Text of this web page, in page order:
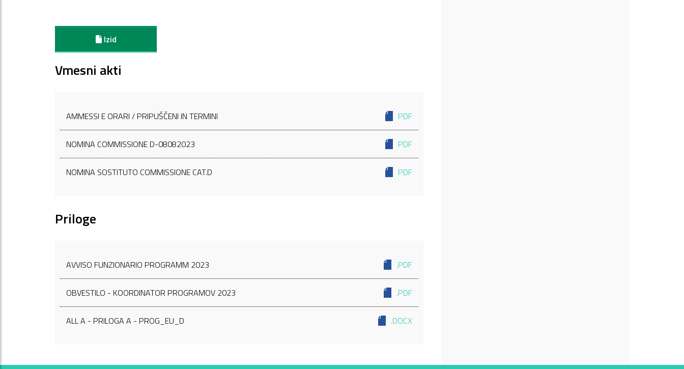
Izid
Vmesni akti
AMMESSI E ORARI / PRIPUŠČENI IN TERMINI PDF
NOMINA COMMISSIONE D-08082023 PDF
NOMINA SOSTITUTO COMMISSIONE CAT.D PDF
Priloge
AVVISO FUNZIONARIO PROGRAMM 2023 .PDF
OBVESTILO - KOORDINATOR PROGRAMOV 2023 .PDF
ALL A - PRILOGA A - PROG_EU_D .DOCX